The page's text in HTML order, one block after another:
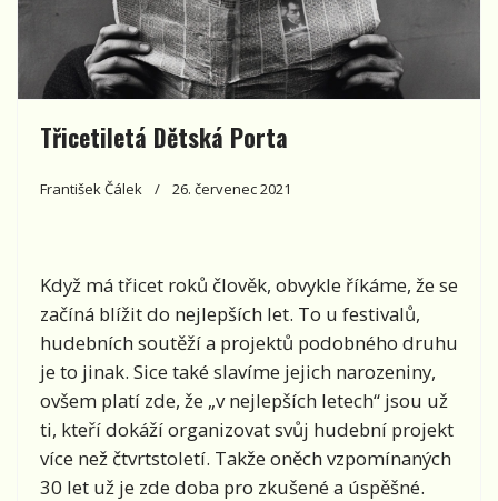
Třicetiletá Dětská Porta
František Čálek 26. červenec 2021
Když má třicet roků člověk, obvykle říkáme, že se
začíná blížit do nejlepších let. To u festivalů,
hudebních soutěží a projektů podobného druhu
je to jinak. Sice také slavíme jejich narozeniny,
ovšem platí zde, že „v nejlepších letech“ jsou už
ti, kteří dokáží organizovat svůj hudební projekt
více než čtvrtstoletí. Takže oněch vzpomínaných
30 let už je zde doba pro zkušené a úspěšné.